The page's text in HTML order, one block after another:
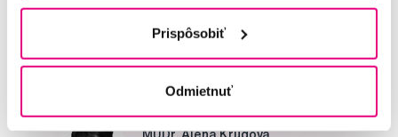
Prispôsobiť
Odmietnuť
MUDr. Alena Krugová